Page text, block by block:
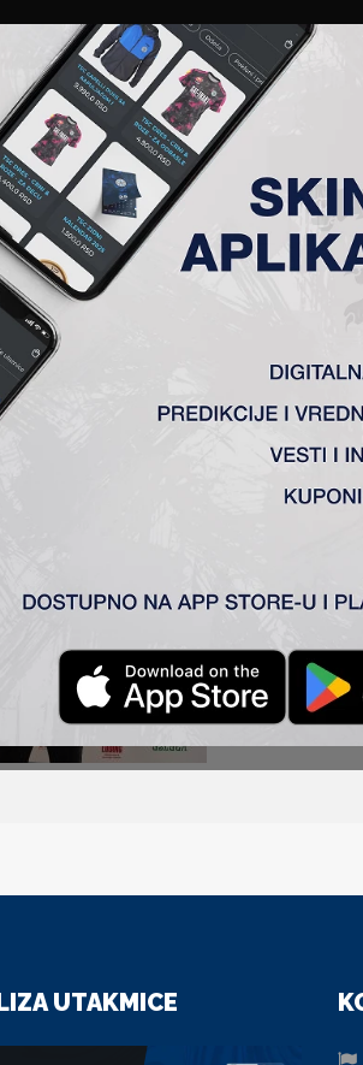
AKREDITACIJE KLUB AKADEMIJA ŽENSKI TIM
Hrvatski centralni defanzivac
Honved. Stiže nam iz grčke AE
UTAKMICE